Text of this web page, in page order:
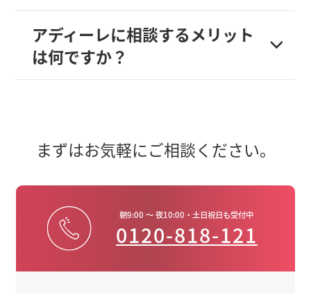
アディーレに相談するメリット
は何ですか？
まずはお気軽にご相談ください。
朝9:00 ～ 夜10:00・土日祝日も受付中
0120-818-121